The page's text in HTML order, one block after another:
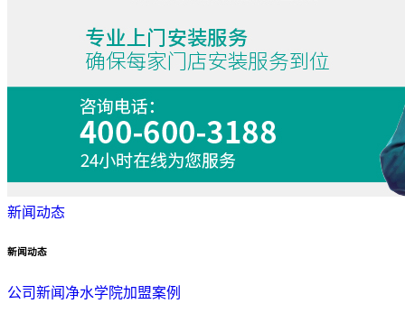
新闻动态
新闻动态
公司新闻 净水学院加盟案例